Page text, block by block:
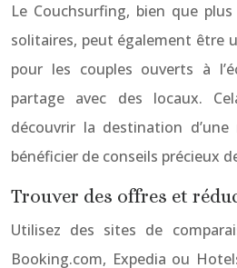
Le Couchsurfing, bien que
solitaires, peut également être
pour les couples ouverts à
partage avec des locaux.
découvrir la destination
bénéficier de conseils précieux
Trouver des offres et
Utilisez des sites de
Booking.com, Expedia ou